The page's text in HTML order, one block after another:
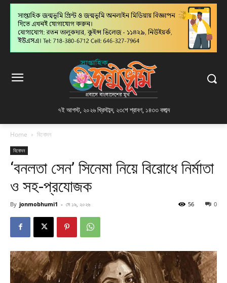
৭ই আগস্ট, ২০২৬ খ্রিস্টাব্দ, ২৩শে শ্রাবণ, ১৪৩৩ বঙ্গাব্দ
Home বিনোদন
বিনোদন
‘বনলতা সেন’ সিনেমা নিয়ে বিরোধে নির্মাতা
ও সহ-প্রযোজক
By jonmobhumi1 - মে ১৯, ২০২৬ 0
56